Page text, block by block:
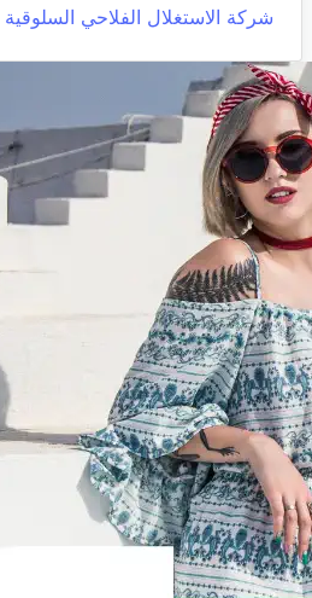
شركة الاستغلال الفلاحي السلوقية